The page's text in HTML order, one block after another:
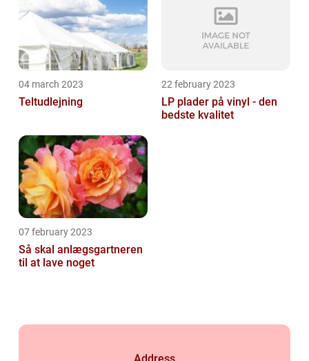
04 march 2023
Teltudlejning
22 february 2023
LP plader på vinyl - den
bedste kvalitet
07 february 2023
Så skal anlægsgartneren
til at lave noget